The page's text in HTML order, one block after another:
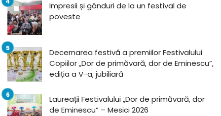
Impresii și gânduri de la un festival de
poveste
Decernarea festivă a premiilor Festivalului
Copiilor „Dor de primăvară, dor de Eminescu”,
ediția a V-a, jubiliară
Laureații Festivalului „Dor de primăvară, dor
de Eminescu” – Mesici 2026